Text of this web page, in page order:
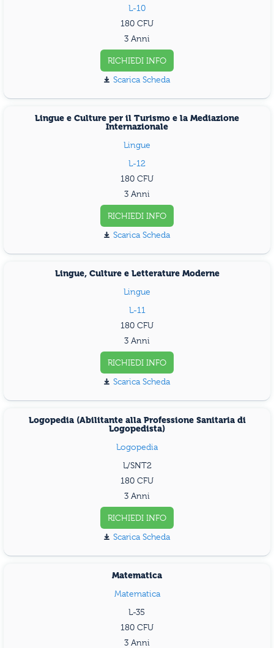
L-10
180
3 Anni
RICHIEDI INFO
Scarica Scheda
Lingue e Culture per il Turismo e la Mediazione
Internazionale
Lingue
L-12
180
3 Anni
RICHIEDI INFO
Scarica Scheda
Lingue, Culture e Letterature Moderne
Lingue
L-11
180
3 Anni
RICHIEDI INFO
Scarica Scheda
Logopedia (Abilitante alla Professione Sanitaria di
Logopedista)
Logopedia
L/SNT2
180
3 Anni
RICHIEDI INFO
Scarica Scheda
Matematica
Matematica
L-35
180
3 Anni